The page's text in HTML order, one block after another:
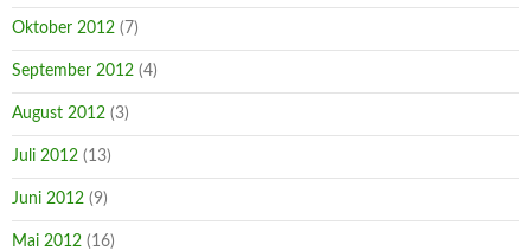
Oktober 2012 (7)
September 2012 (4)
August 2012 (3)
Juli 2012 (13)
Juni 2012 (9)
Mai 2012 (16)